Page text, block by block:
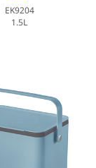
EK9204
1.5L